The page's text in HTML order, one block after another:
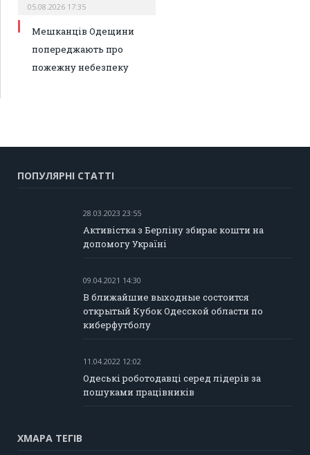
05.08.2026 17:35
Мешканців Одещини
попереджають про
пожежну небезпеку
ПОПУЛЯРНІ СТАТТІ
28.03.2023 23:55
Активістка з Берліну збирає кошти на
допомогу Україні
09.04.2021 14:30
В ближайшие выходные состоится
открытый Кубок Одесской области по
киберфутболу
11.04.2022 12:02
Одеські роботодавці серед лідерів за
пошуками працівників
ХМАРА ТЕГІВ